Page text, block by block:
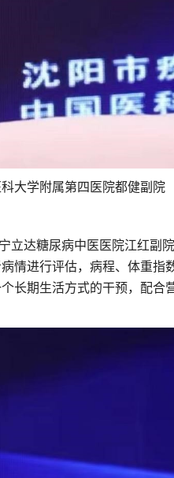
大学附属第四医院都健副院
达糖尿病中医医院江红副院
情进行评估，病程、体重指
长期生活方式的干预，配合